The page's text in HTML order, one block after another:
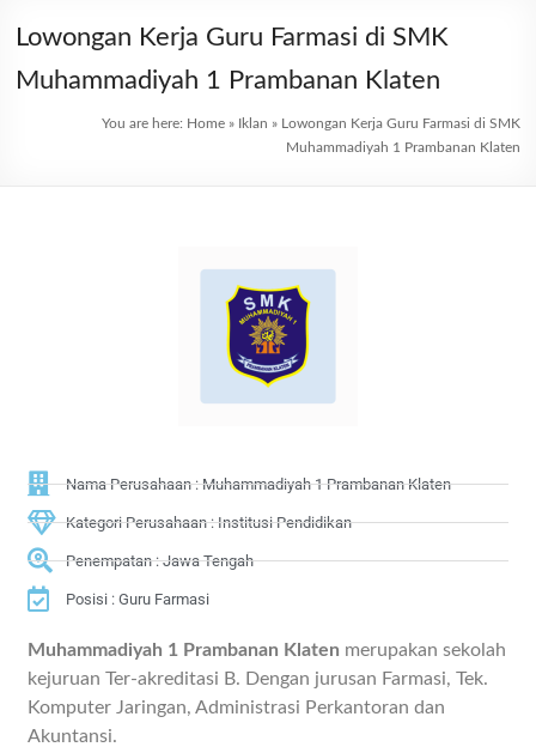
Lowongan Kerja Guru Farmasi di SMK
Muhammadiyah 1 Prambanan Klaten
You are here: Home» Iklan » Lowongan Kerja Guru Farmasi di SMK
Muhammadiyah 1 Prambanan Klaten
Nama Perusahaan : Muhammadiyah 1 Prambanan Klaten
Kategori Perusahaan : Institusi Pendidikan
Penempatan : Jawa Tengah
Posisi : Guru Farmasi
Muhammadiyah 1 Prambanan Klaten merupakan sekolah
kejuruan Ter-akreditasi B. Dengan jurusan Farmasi, Tek.
Komputer Jaringan, Administrasi Perkantoran dan
Akuntansi.